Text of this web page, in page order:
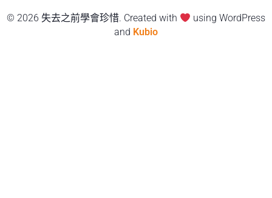
© 2026 失去之前學會珍惜. Created with
using WordPress
and Kubio